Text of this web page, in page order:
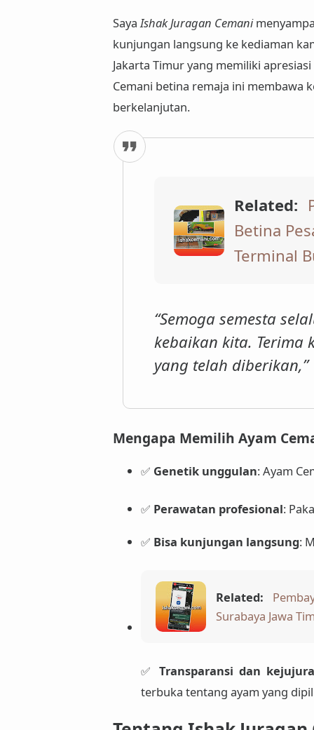
SayaIshak Juragan Cemani
kunjungan langsung ke kediaman
Jakarta Timur yang memiliki
Cemani betina remaja ini membawa
berkelanjutan.
Related:
Betina
Terminal
“Semoga semesta
kebaikan kita. Terima
yang telah diberikan,”
Mengapa Memilih Ayam
✅ Genetik unggulan: Ayam
✅ Perawatan profesional:
✅ Bisa kunjungan langsung:
Related:
Surabaya Jawa
✅ Transparansi dan
terbuka tentang ayam yang